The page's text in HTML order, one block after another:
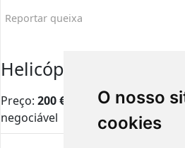
O nosso
cookies
Reportar queixa
Helicóptero rc
Preço: 200€
negociável